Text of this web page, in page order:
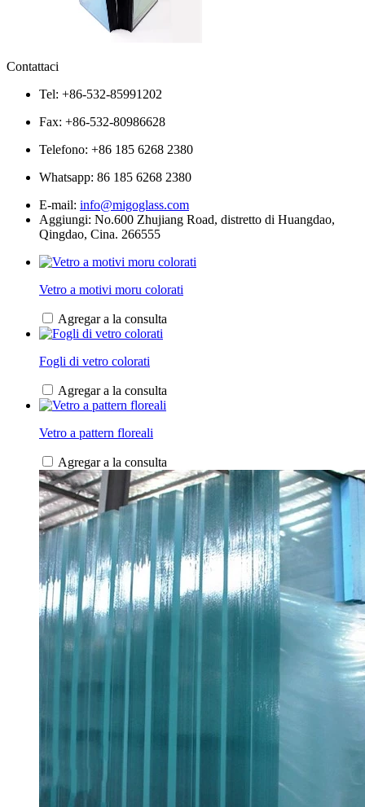
Contattaci
Tel: +86-532-85991202
Fax: +86-532-80986628
Telefono: +86 185 6268 2380
Whatsapp: 86 185 6268 2380
E-mail: info@migoglass.com
Aggiungi: No.600 Zhujiang Road, distretto di Huangdao,
Qingdao, Cina. 266555
Vetro a motivi moru colorati
Agregar a la consulta
Fogli di vetro colorati
Agregar a la consulta
Vetro a pattern floreali
Agregar a la consulta